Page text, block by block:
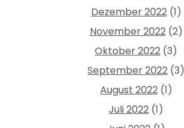
Dezember 2022(1)
November 2022(2)
Oktober 2022 (3)
September 2022 (3)
August 2022(1)
Juli 2022 (1)